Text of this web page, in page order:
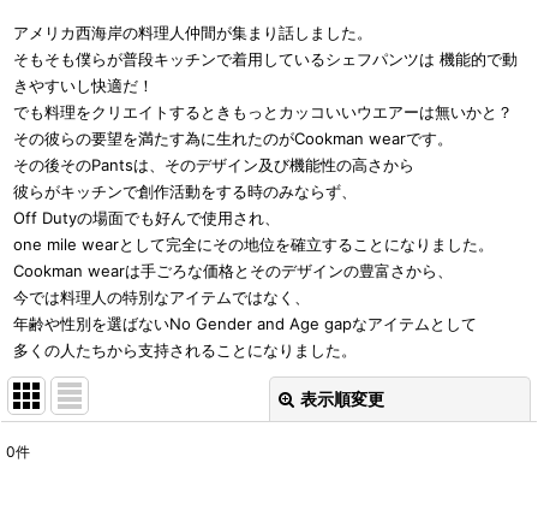
アメリカ西海岸の料理人仲間が集まり話しました。
そもそも僕らが普段キッチンで着用しているシェフパンツは 機能的で動
きやすいし快適だ！
でも料理をクリエイトするときもっとカッコいいウエアーは無いかと？
その彼らの要望を満たす為に生れたのがCookman wearです。
その後そのPantsは、そのデザイン及び機能性の高さから
彼らがキッチンで創作活動をする時のみならず、
Off Dutyの場面でも好んで使用され、
one mile wearとして完全にその地位を確立することになりました。
Cookman wearは手ごろな価格とそのデザインの豊富さから、
今では料理人の特別なアイテムではなく、
年齢や性別を選ばないNo Gender and Age gapなアイテムとして
多くの人たちから支持されることになりました。
表示順変更
0件